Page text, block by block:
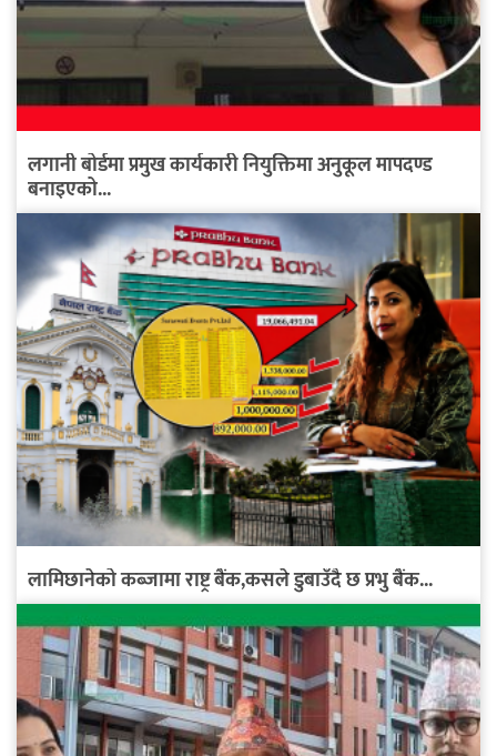
लगानी बोर्डमा प्रमुख कार्यकारी नियुक्तिमा अनुकूल मापदण्ड
बनाइएको...
लामिछानेको कब्जामा राष्ट्र बैंक,कसले डुबाउँदै छ प्रभु बैंक...